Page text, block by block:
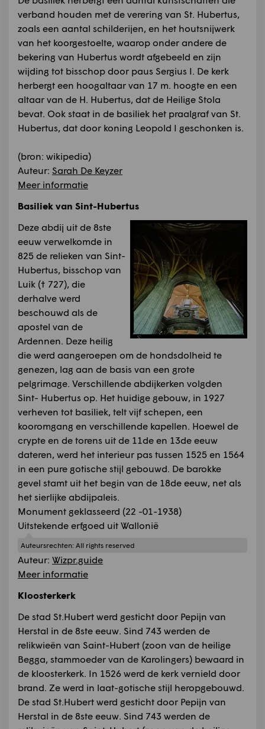
verband houden met de verering van St. Hubertus,
zoals een aantal schilderijen, en het houtsnijwerk
van het koorgestoelte, waarop onder andere de
bekering van Hubertus wordt afgebeeld en zijn
wijding tot bisschop door paus Sergius I. De kerk
herbergt een hoogaltaar van 17 m. hoogte en een
altaar van de H. Hubertus, dat de Heilige Stola
bevat. Ook staat in de basiliek het praalgraf van St.
Hubertus, dat door koning Leopold I geschonken is.
(bron: wikipedia)
Auteur: Sarah De Keyzer
Meer informatie
Basiliek van Sint-Hubertus
Deze abdij uit de 8ste
eeuw verwelkomde in
825 de relieken van Sint-
Hubertus, bisschop van
Luik († 727), die
derhalve werd
beschouwd als de
apostel van de
Ardennen. Deze heilig
die werd aangeroepen om de hondsdolheid te
genezen, lag aan de basis van een grote
pelgrimage. Verschillende abdijkerken volgden
Sint- Hubertus op. Het huidige gebouw, in 1927
verheven tot basiliek, telt vijf schepen, een
kooromgang en verschillende kapellen. Hoewel de
crypte en de torens uit de 11de en 13de eeuw
dateren, werd het interieur pas tussen 1525 en 1564
in een pure gotische stijl gebouwd. De barokke
gevel stamt uit het begin van de 18de eeuw, net als
het sierlijke abdijpaleis.
Monument geklasseerd (22 -01-1938)
Uitstekende erfgoed uit Wallonië
Auteursrechten: All rights reserved
Auteur: Wizpr.guide
Meer informatie
Kloosterkerk
De stad St.Hubert werd gesticht door Pepijn van
Herstal in de 8ste eeuw. Sind 743 werden de
relikwieën van Saint-Hubert (zoon van de heilige
Begga, stammoeder van de Karolingers) bewaard in
de kloosterkerk. In 1526 werd de kerk vernield door
brand. Ze werd in laat-gotische stijl heropgebouwd.
De stad St.Hubert werd gesticht door Pepijn van
Herstal in de 8ste eeuw. Sind 743 werden de